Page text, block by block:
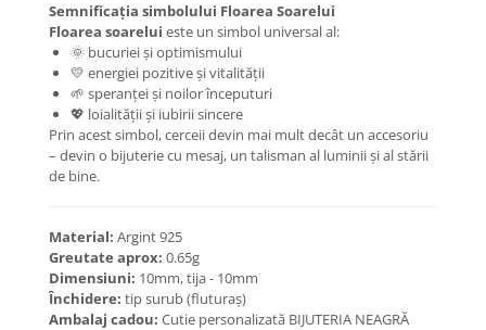
Coliere cu Animale
Coliere cu Molecule
Coliere Diverse
BRĂȚĂRI
BRĂȚĂRI CU ȘNUR REGLABIL
Brățări din Aur cu șnur reglabil
Brățări din Aur cu pietre
semiprețioase
Brățări din Argint cu pietre
semiprețioase
Semnificația simbolului Floarea Soarelui
Floarea soarelui este un simbol universal al:
🌞 bucuriei și optimismului
💛 energiei pozitive și vitalității
🌱 speranței și noilor începuturi
💖 loialității și iubirii sincere
Prin acest simbol, cerceii devin mai mult decât un accesoriu
– devin o bijuterie cu mesaj, un talisman al luminii și al stării
de bine.
Material: Argint 925
Greutate aprox: 0.65g
Dimensiuni: 10mm, tija - 10mm
Închidere: tip surub (fluturaș)
Ambalaj cadou: Cutie personalizată BIJUTERIA NEAGRĂ